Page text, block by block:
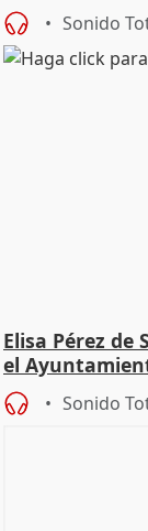
Sonido
Elisa Pérez de
el
Sonido